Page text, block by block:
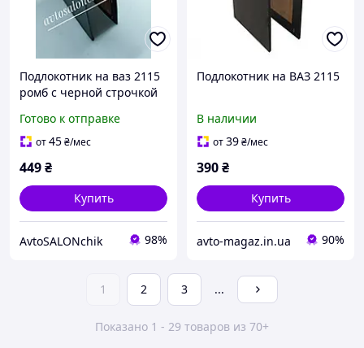
Подлокотник на ваз 2115
ромб с черной строчкой
Готово к отправке
от45₴/мес
449₴
Купить
AvtoSALONchik 98%
Подлокотник на ВАЗ 2115
В наличии
от39₴/мес
390₴
Купить
avto-magaz.in.ua 90%
1 2 3 ...
Показано 1 - 29 товаров из 70+